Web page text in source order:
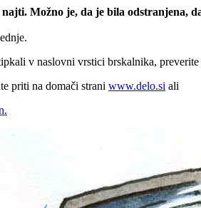
Možno je, da je bila odstranjena,
v naslovni vrstici brskalnika,
priti na domači strani www.delo.si ali